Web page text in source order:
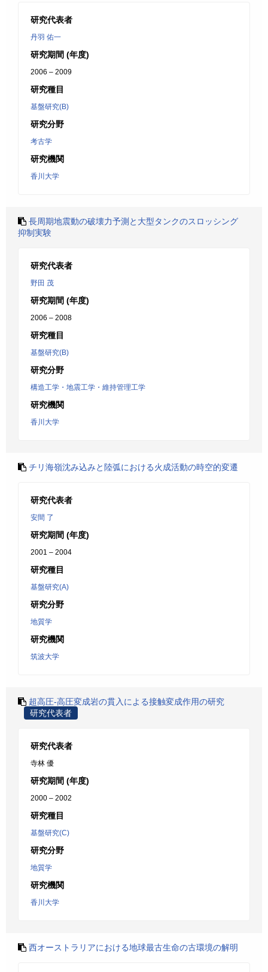
研究代表者
丹羽 佑一
研究期間 (年度)
2006 – 2009
研究種目
基盤研究(B)
研究分野
考古学
研究機関
香川大学
長周期地震動の破壊力予測と大型タンクのスロッシング
抑制実験
研究代表者
野田 茂
研究期間 (年度)
2006 – 2008
研究種目
基盤研究(B)
研究分野
構造工学・地震工学・維持管理工学
研究機関
香川大学
チリ海嶺沈み込みと陸弧における火成活動の時空的変遷
研究代表者
安間 了
研究期間 (年度)
2001 – 2004
研究種目
基盤研究(A)
研究分野
地質学
研究機関
筑波大学
超高圧-高圧変成岩の貫入による接触変成作用の研究
研究代表者
研究代表者
寺林 優
研究期間 (年度)
2000 – 2002
研究種目
基盤研究(C)
研究分野
地質学
研究機関
香川大学
西オーストラリアにおける地球最古生命の古環境の解明